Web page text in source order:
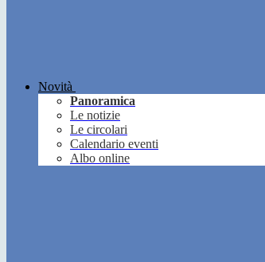
Novità
Panoramica
Le notizie
Le circolari
Calendario eventi
Albo online